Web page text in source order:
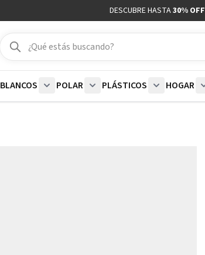
DESCUBRE HASTA30% OFF
Buscar
Buscar
BLANCOS
POLAR
PLÁSTICOS
HOGAR